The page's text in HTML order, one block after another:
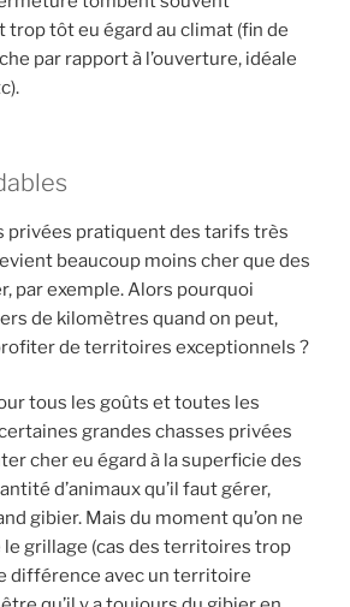
tôt eu égard au climat (fin de
par rapport à l’ouverture, idéale
privées pratiquent des tarifs très
beaucoup moins cher que des
par exemple. Alors pourquoi
de kilomètres quand on peut,
de territoires exceptionnels ?
tous les goûts et toutes les
grandes chasses privées
cher eu égard à la superficie des
d’animaux qu’il faut gérer,
gibier. Mais du moment qu’on ne
le grillage (cas des territoires trop
différence avec un territoire